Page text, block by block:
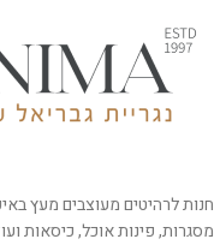
חנות לרהיטים מעוצבים מעץ
מסגרות, פינות אוכל, כיסאות